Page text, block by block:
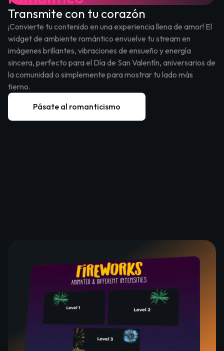
Transmite con tu corazón
¡Convierte tu contenido en una experiencia llena de amor! El
widget de ambiente romántico envuelve tu stream en
imágenes brillantes, vibraciones de ensueño y energía
sincera, perfecto para el Día de San Valentín, aniversarios de
la comunidad o simplemente para mostrar tu lado más
tierno.
Pásate al romanticismo